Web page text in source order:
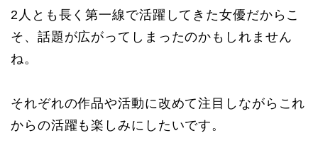
2人とも長く第一線で活躍してきた女優だからこ
そ、話題が広がってしまったのかもしれません
ね。
それぞれの作品や活動に改めて注目しながらこれ
からの活躍も楽しみにしたいです。